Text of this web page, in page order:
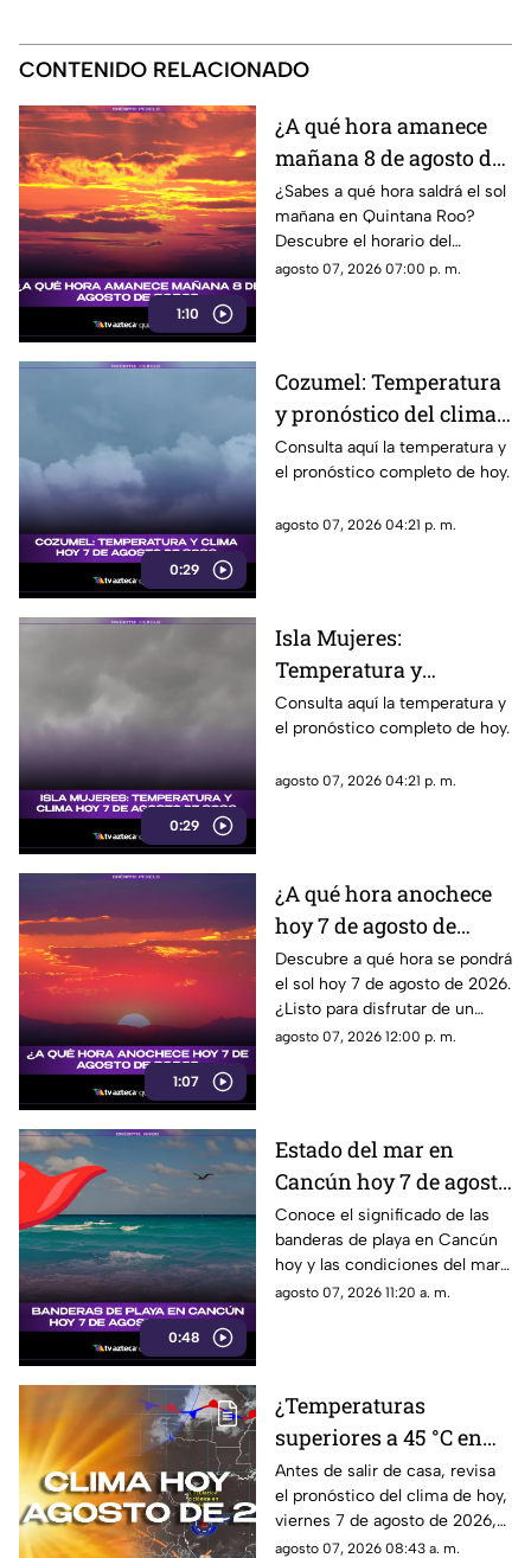
CONTENIDO RELACIONADO
1:10
¿A qué hora amanece
mañana 8 de agosto de
2026?
¿Sabes a qué hora saldrá el sol
mañana en Quintana Roo?
Descubre el horario del
amanecer el 8 de agosto de
agosto 07, 2026 07:00 p. m.
0:29
Cozumel: Temperatura
y pronóstico del clima
para hoy, 7 de agosto de
2026
Consulta aquí la temperatura y
el pronóstico completo de hoy.
agosto 07, 2026 04:21 p. m.
0:29
Isla Mujeres:
Temperatura y
pronóstico del clima
para hoy, 7 de agosto de
Consulta aquí la temperatura y
el pronóstico completo de hoy.
agosto 07, 2026 04:21 p. m.
1:07
¿A qué hora anochece
hoy 7 de agosto de
2026?
Descubre a qué hora se pondrá
el sol hoy 7 de agosto de 2026.
¿Listo para disfrutar de un
hermoso atardecer? ¡Entérate
agosto 07, 2026 12:00 p. m.
0:48
Estado del mar en
Cancún hoy 7 de agosto
de 2026: conoce el color
de las banderas
Conoce el significado de las
banderas de playa en Cancún
hoy y las condiciones del mar
para este 7 de agosto de 2026.
agosto 07, 2026 11:20 a. m.
¿Temperaturas
superiores a 45 °C en
Quintana Roo?
Pronóstico del clima
HOY, viernes 7 de
Antes de salir de casa, revisa
el pronóstico del clima de hoy,
viernes 7 de agosto de 2026,
en Cancún y el resto de
agosto 07, 2026 08:43 a. m.